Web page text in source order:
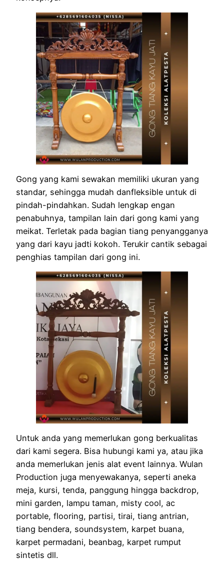
Gong yang kami sewakan memiliki ukuran yang
standar, sehingga mudah danfleksible untuk di
pindah-pindahkan. Sudah lengkap engan
penabuhnya, tampilan lain dari gong kami yang
meikat. Terletak pada bagian tiang penyangganya
yang dari kayu jadti kokoh. Terukir cantik sebagai
penghias tampilan dari gong ini.
Untuk anda yang memerlukan gong berkualitas
dari kami segera. Bisa hubungi kami ya, atau jika
anda memerlukan jenis alat event lainnya. Wulan
Production juga menyewakanya, seperti aneka
meja, kursi, tenda, panggung hingga backdrop,
mini garden, lampu taman, misty cool, ac
portable, flooring, partisi, tirai, tiang antrian,
tiang bendera, soundsystem, karpet buana,
karpet permadani, beanbag, karpet rumput
sintetis dll.